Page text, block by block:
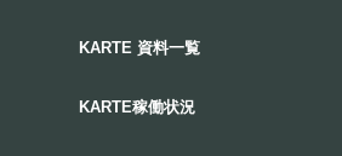
KARTE 資料一覧
KARTE稼働状況